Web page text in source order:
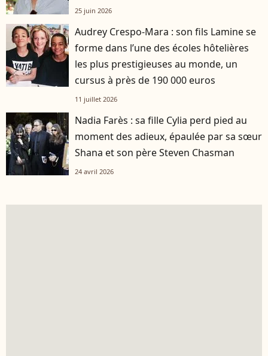
25 juin 2026
Audrey Crespo-Mara : son fils Lamine se
forme dans l’une des écoles hôtelières
les plus prestigieuses au monde, un
cursus à près de 190 000 euros
11 juillet 2026
Nadia Farès : sa fille Cylia perd pied au
moment des adieux, épaulée par sa sœur
Shana et son père Steven Chasman
24 avril 2026